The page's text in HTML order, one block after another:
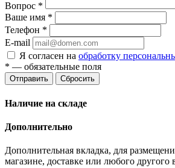
Вопрос *
Ваше имя *
Телефон *
E-mail
Я согласен на обработку
* — обязательные поля
Отправить Сбросить
Наличие на складе
Дополнительно
Дополнительная вкладка, для
магазине, доставке или любого другого